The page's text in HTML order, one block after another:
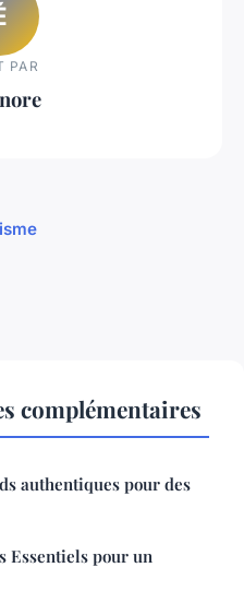
PAR
complémentaires
authentiques pour des
Essentiels pour un